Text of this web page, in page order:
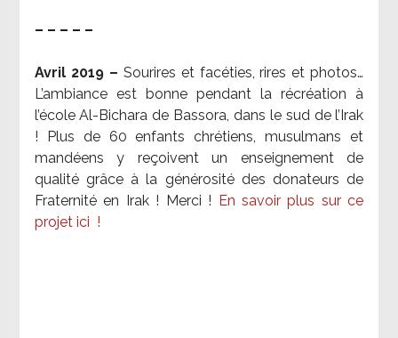
– – – – –
Avril 2019 – Sourires et facéties, rires et photos…
L’ambiance est bonne pendant la récréation à
l’école Al-Bichara de Bassora, dans le sud de l’Irak
! Plus de 60 enfants chrétiens, musulmans et
mandéens y reçoivent un enseignement de
qualité grâce à la générosité des donateurs de
Fraternité en Irak ! Merci !
En savoir plus sur ce
projet ici !